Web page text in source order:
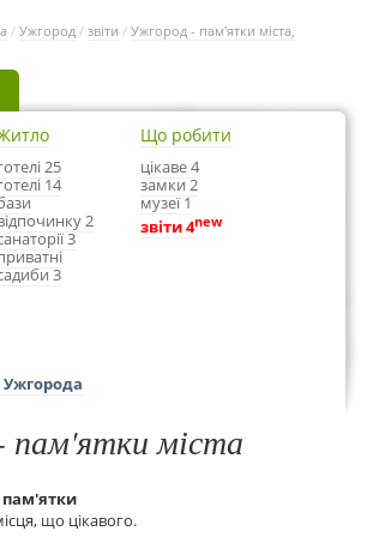
/ Ужгород / звіти / Ужгород - пам'ятки міста,
25
14
2
3
3
Що робити
цікаве 4
замки 2
музеї 1
звіти 4new
Ужгорода
міста
пам'ятки
що цікавого.